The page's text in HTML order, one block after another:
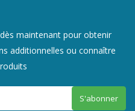
maintenant pour obtenir
additionnelles ou connaître
S'abonner